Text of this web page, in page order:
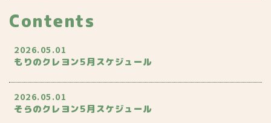
Contents
2026.05.01
もりのクレヨン5月スケジュール
2026.05.01
そらのクレヨン5月スケジュール